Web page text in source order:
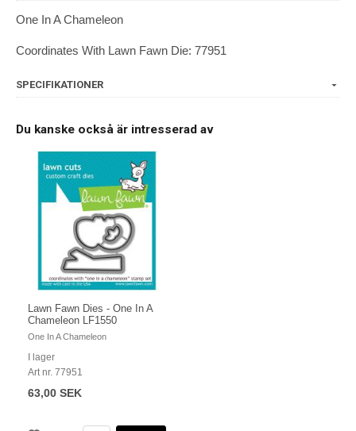
One In A Chameleon
Coordinates With Lawn Fawn Die: 77951
SPECIFIKATIONER
Du kanske också är intresserad av
Lawn Fawn Dies - One In A
Chameleon LF1550
One In A Chameleon
I lager
Art nr. 77951
63,00 SEK